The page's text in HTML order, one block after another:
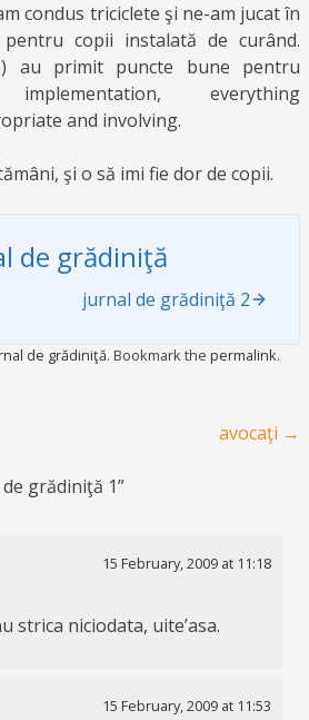
condus triciclete şi ne-am jucat în
copii instalată de curând.
au primit puncte bune pentru
everything
and involving.
şi o să imi fie dor de copii.
de grădiniţă
jurnal de grădiniţă 2
de grădiniţă. Bookmark the permalink.
avocaţi →
grădiniţă 1”
15 February, 2009 at 11:18
strica niciodata, uite’asa.
15 February, 2009 at 11:53